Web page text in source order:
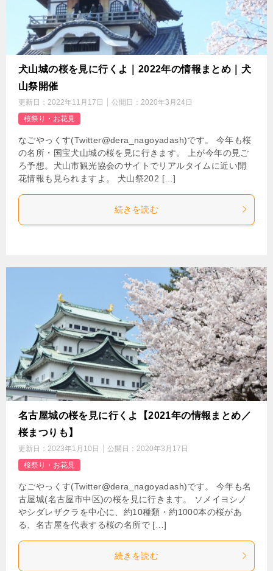
犬山城の桜を見に行くよ｜2022年の情報まとめ｜犬
山祭開催
更新日： 2022年11月17日 公開日： 2020年3月24日
桜祭り・お花見
なごやっくす(Twitter@dera_nagoyadash)です。 今年も桜
の名所・国宝犬山城の桜を見に行きます。 上が今年の見ご
ろ予想。犬山市観光協会のサイトでリアルタイムに近い開
花情報も見られますよ。 犬山祭202 […]
続きを読む
名古屋城の桜を見に行くよ【2021年の情報まとめ／
桜まつりも】
更新日： 2023年1月10日 公開日： 2020年3月17日
桜祭り・お花見
なごやっくす(Twitter@dera_nagoyadash)です。 今年も名
古屋城(名古屋市中区)の桜を見に行きます。 ソメイヨシノ
やシダレザクラを中心に、約10種類・約1000本の桜があ
る、名古屋を代表する桜の名所で […]
続きを読む